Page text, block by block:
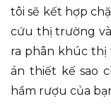
tôi sẽ kết hợp
cứu thị trường
ra phân khúc
án thiết kế sao
hầm rượu của